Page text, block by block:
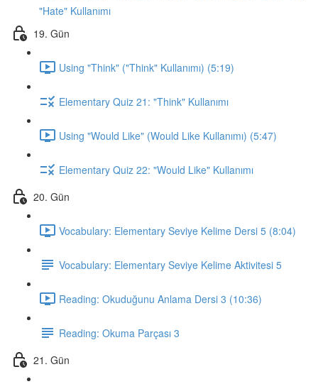
"Hate" Kullanımı
19. Gün
Using "Think" ("Think" Kullanımı) (5:19)
Elementary Quiz 21: "Think" Kullanımı
Using "Would Like" (Would Like Kullanımı) (5:47)
Elementary Quiz 22: "Would Like" Kullanımı
20. Gün
Vocabulary: Elementary Seviye Kelime Dersi 5 (8:04)
Vocabulary: Elementary Seviye Kelime Aktivitesi 5
Reading: Okuduğunu Anlama Dersi 3 (10:36)
Reading: Okuma Parçası 3
21. Gün